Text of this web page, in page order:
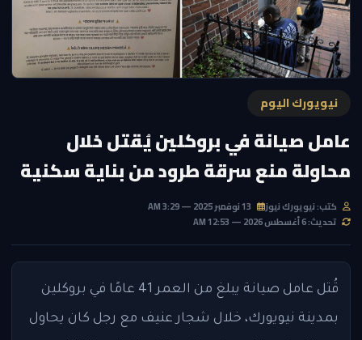
نيويورك اليوم
عامل صيانة في بروكلين يُقتل خلال
محاولة منع سرقة طرود من بناية سكنية
كتب: نيويورك نيوز
تحديث: 6 أغسطس 2026 — 12:53 AM
قُتل عامل صيانة يبلغ من العمر 41 عامًا في بروكلين
بمدينة نيويورك، خلال شجار عنيف مع رجل كان يحاول